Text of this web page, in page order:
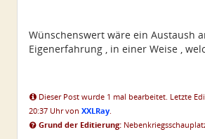
Wünschenswert wäre ein Austaush
Eigenerfahrung , in einer Weise ,
Dieser Post wurde 1 mal bearbeitet. Letzte
20:37 Uhr von XXLRay
Grund der Editierung: